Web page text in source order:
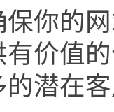
你的
价值
的潜在